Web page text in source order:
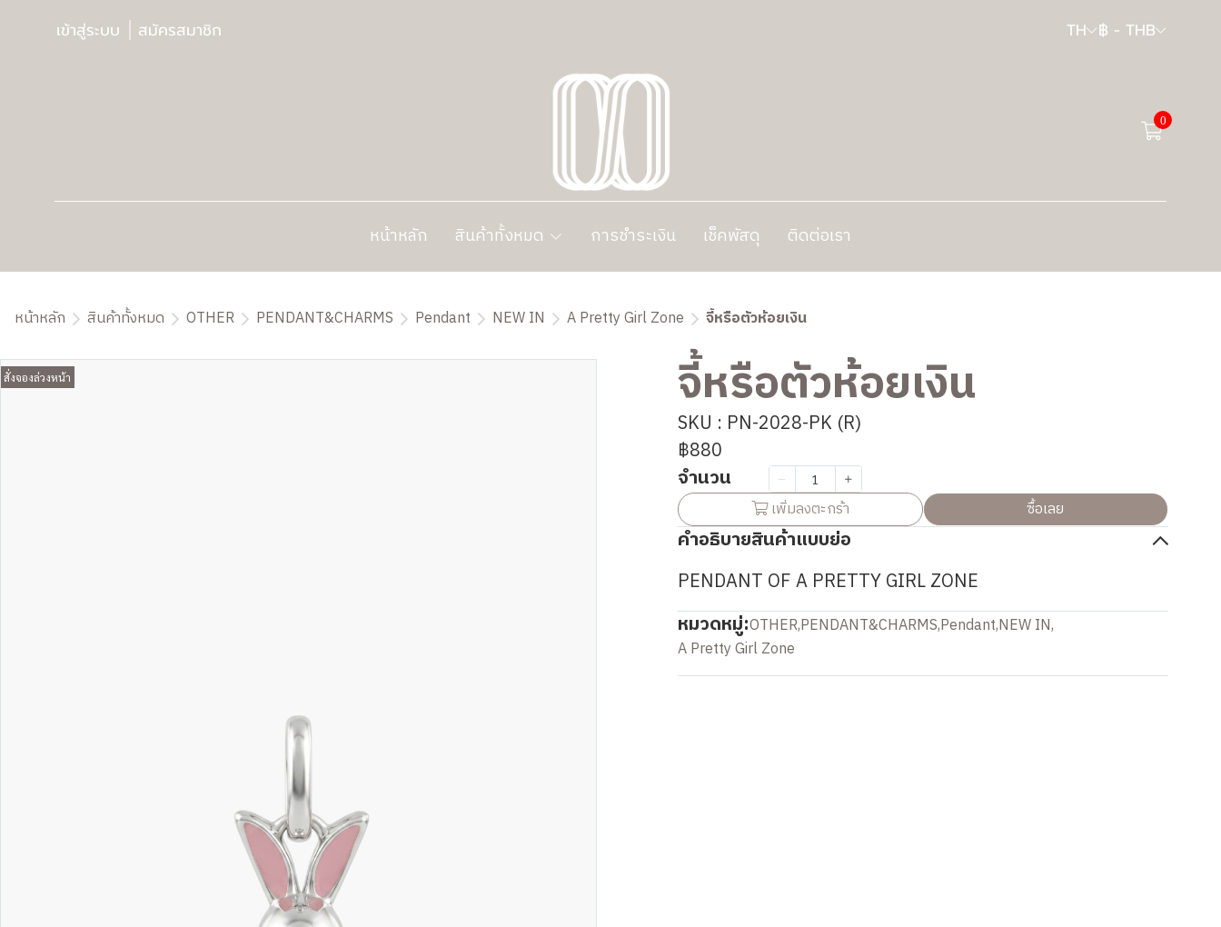
เข้าสู่ระบบ สมัครสมาชิก TH ฿ - THB
0
หน้าหลัก สินค้าทั้งหมด การชำระเงิน เช็คพัสดุ ติดต่อเรา
หน้าหลัก สินค้าทั้งหมด OTHER PENDANT&CHARMS Pendant NEW IN A Pretty Girl Zone จี้หรือตัวห้อยเงิน
สั่งจองล่วงหน้า จี้หรือตัวห้อยเงิน
SKU : PN-2028-PK (R)
฿880
จำนวน
เพิ่มลงตะกร้า ซื้อเลย
คำอธิบายสินค้าแบบย่อ
PENDANT OF A PRETTY GIRL ZONE
หมวดหมู่:OTHER,PENDANT&CHARMS,Pendant,NEW IN,
A Pretty Girl Zone